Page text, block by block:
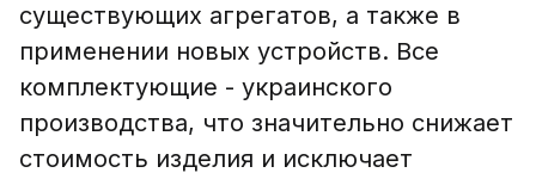
существующих агрегатов, а также в
применении новых устройств. Все
комплектующие - украинского
производства, что значительно снижает
стоимость изделия и исключает